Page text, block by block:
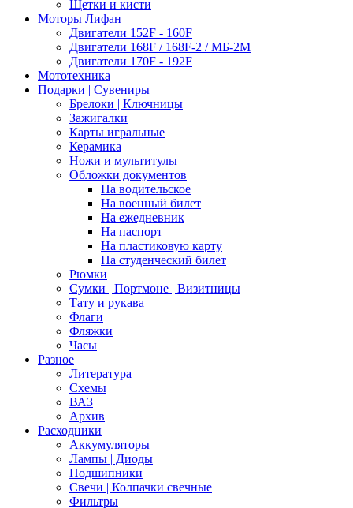
Щетки и кисти
Моторы Лифан
Двигатели 152F - 160F
Двигатели 168F / 168F-2 / МБ-2М
Двигатели 170F - 192F
Мототехника
Подарки | Сувениры
Брелоки | Ключницы
Зажигалки
Карты игральные
Керамика
Ножи и мультитулы
Обложки документов
На водительское
На военный билет
На ежедневник
На паспорт
На пластиковую карту
На студенческий билет
Рюмки
Сумки | Портмоне | Визитницы
Тату и рукава
Флаги
Фляжки
Часы
Разное
Литература
Схемы
ВАЗ
Архив
Расходники
Аккумуляторы
Лампы | Диоды
Подшипники
Свечи | Колпачки свечные
Фильтры